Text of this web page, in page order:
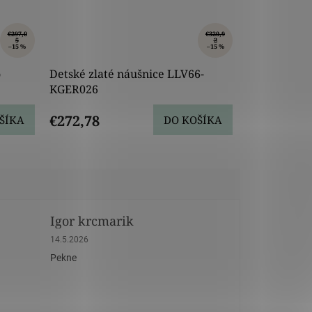
€297,0
5
–15 %
€320,9
2
–15 %
Detské zlaté náušnice LLV66-
KGER026
€272,78 DO KOŠÍKA
Igor krcmarik
Hodnotenie obchodu je 5 z 5 hviezdičiek.
14.5.2026
Pekne